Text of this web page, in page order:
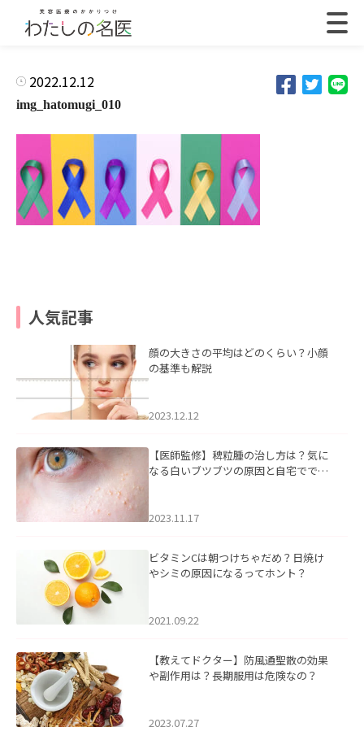
2022.12.12
img_hatomugi_010
人気記事
顔の大きさの平均はどのくらい？小顔
の基準も解説
2023.12.12
【医師監修】稗粒腫の治し方は？気に
なる白いブツブツの原因と自宅ででき
2023.11.17
ビタミンCは朝つけちゃだめ？日焼け
やシミの原因になるってホント？
2021.09.22
【教えてドクター】防風通聖散の効果
や副作用は？長期服用は危険なの？
2023.07.27